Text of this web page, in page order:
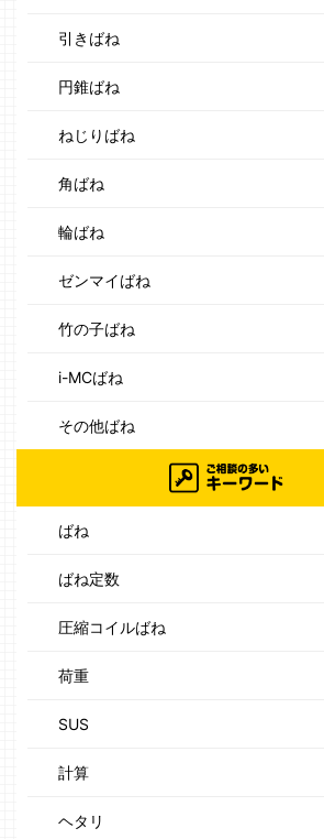
引きばね
円錐ばね
ねじりばね
角ばね
輪ばね
ゼンマイばね
竹の子ばね
i-MCばね
その他ばね
ばね
ばね定数
圧縮コイルばね
荷重
SUS
計算
ヘタリ